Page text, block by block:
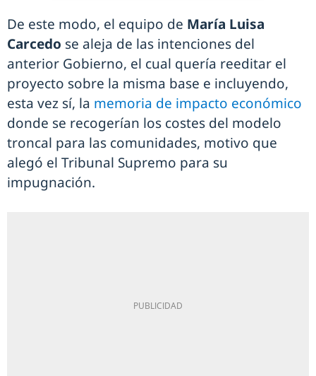
De este modo, el equipo de María Luisa
Carcedo se aleja de las intenciones del
anterior Gobierno, el cual quería reeditar el
proyecto sobre la misma base e incluyendo,
esta vez sí, la memoria de impacto económico
donde se recogerían los costes del modelo
troncal para las comunidades, motivo que
alegó el Tribunal Supremo para su
impugnación.